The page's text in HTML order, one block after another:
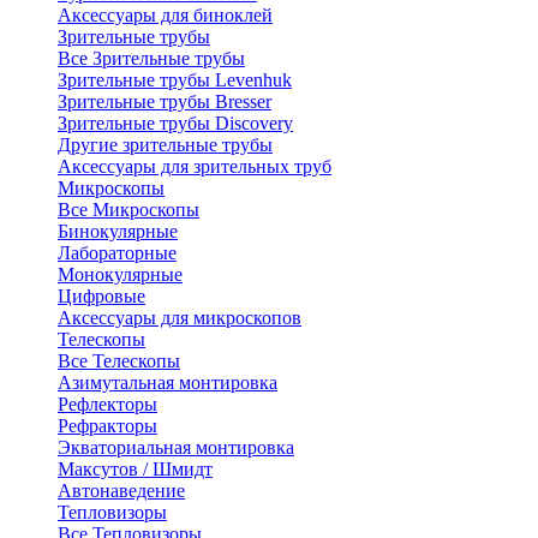
Аксессуары для биноклей
Зрительные трубы
Все Зрительные трубы
Зрительные трубы Levenhuk
Зрительные трубы Bresser
Зрительные трубы Discovery
Другие зрительные трубы
Аксессуары для зрительных труб
Микроскопы
Все Микроскопы
Бинокулярные
Лабораторные
Монокулярные
Цифровые
Аксессуары для микроскопов
Телескопы
Все Телескопы
Азимутальная монтировка
Рефлекторы
Рефракторы
Экваториальная монтировка
Максутов / Шмидт
Автонаведение
Тепловизоры
Все Тепловизоры